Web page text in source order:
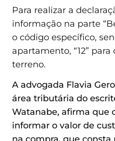
Para realizar a
informação na parte
o código específico,
apartamento, “12” para
terreno.
A advogada Flavia
área tributária do
Watanabe, afirma que
informar o valor de